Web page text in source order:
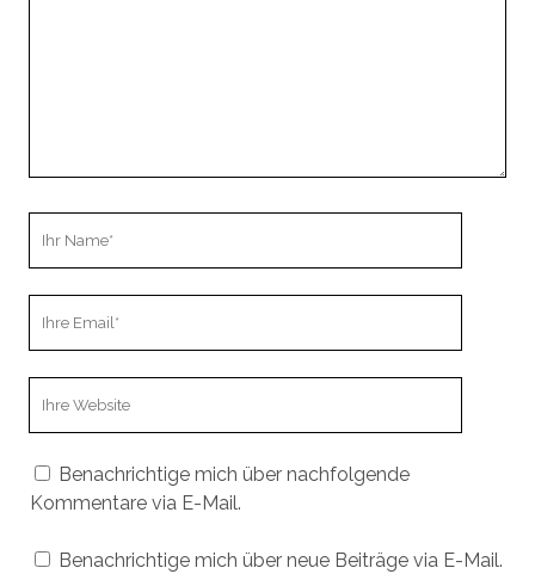
Benachrichtige mich über nachfolgende
Kommentare via E-Mail.
Benachrichtige mich über neue Beiträge via E-Mail.